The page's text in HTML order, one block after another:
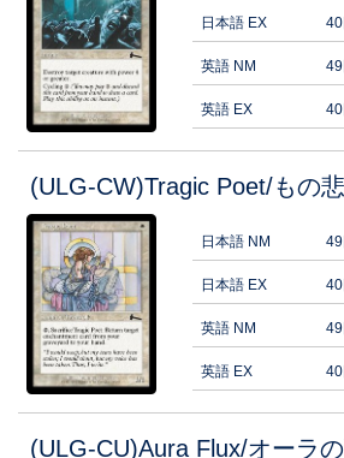
日本語 EX
英語 NM
英語 EX
(ULG-CW)Tragic Poet/もの
日本語 NM
日本語 EX
英語 NM
英語 EX
(ULG-CU)Aura Flux/オーラ